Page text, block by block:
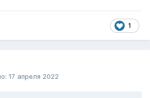
1
17 апреля 2022